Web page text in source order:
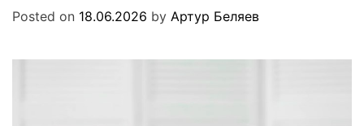
Posted on 18.06.2026 by Артур Беляев